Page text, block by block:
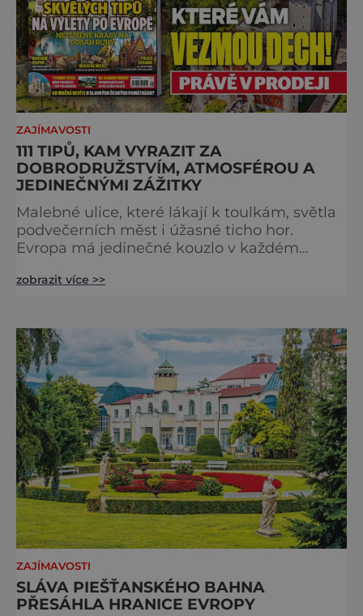
ZAJÍMAVOSTI
111 TIPŮ, KAM VYRAZIT ZA
DOBRODRUŽSTVÍM, ATMOSFÉROU A
JEDINEČNÝMI ZÁŽITKY
Malebné ulice, které lákají k toulkám, světla
podvečerních měst i úžasné ticho hor.
Evropa má jedinečné kouzlo v každém
zve na cestu plnou inspirace, dobrodružství i
podobě. Města s neopakovatelnou
atmosférou Vydejte se s námi na prohlídku
měst, která patří k
zobrazit více >>
ZAJÍMAVOSTI
SLÁVA PIEŠŤANSKÉHO BAHNA
PŘESÁHLA HRANICE EVROPY